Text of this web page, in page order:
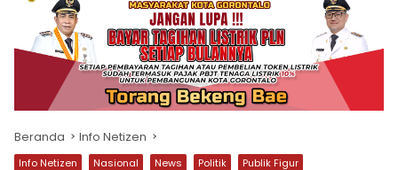
Beranda Info Netizen
Info Netizen Nasional News Politik
Publik Figur